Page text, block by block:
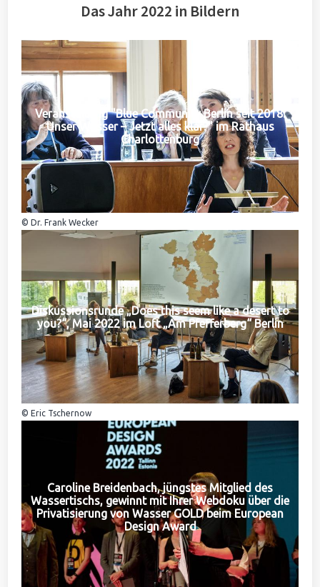
Das Jahr 2022 in Bildern
Veranstaltung "Blue Community Berlin seit 2018:
Unser Wasser – Jetzt alles klar?" im Rathaus
Charlottenburg
© Dr. Frank Wecker
Diskussionsrunde „Does this seem like a desert to
you?“, Mai 2022 im Loft „Am Pfefferberg“ Berlin
© Eric Tschernow
Caroline Breidenbach, jüngstes Mitglied des
Wassertischs, gewinnt mit Ihrer Webdoku über die
Privatisierung von Wasser GOLD beim European
Design Award